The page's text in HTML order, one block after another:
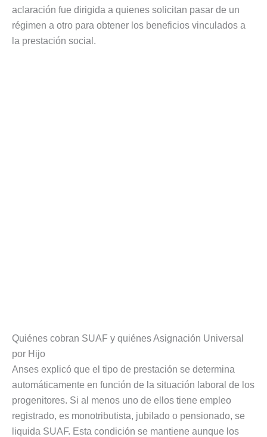
aclaración fue dirigida a quienes solicitan pasar de un
régimen a otro para obtener los beneficios vinculados a
la prestación social.
Quiénes cobran SUAF y quiénes Asignación Universal
por Hijo
Anses explicó que el tipo de prestación se determina
automáticamente en función de la situación laboral de los
progenitores. Si al menos uno de ellos tiene empleo
registrado, es monotributista, jubilado o pensionado, se
liquida SUAF. Esta condición se mantiene aunque los